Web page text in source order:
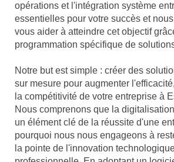
opérations et l'intégration système
essentielles pour votre succès et
vous aider à atteindre cet objectif
programmation spécifique de
Notre but est simple : créer des
sur mesure pour augmenter
la compétitivité de votre entreprise à
Nous comprenons que la
un élément clé de la réussite d'une
pourquoi nous nous engageons à
la pointe de l'innovation